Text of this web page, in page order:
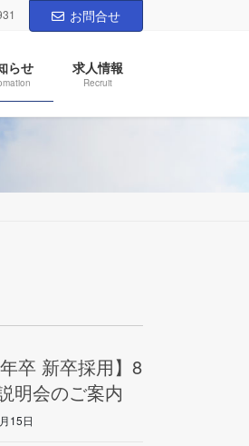
お問合せ
らせ 求人情報
Recruit
年卒 新卒採用】8
明会のご案内
15日